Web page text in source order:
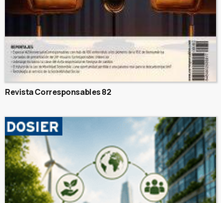
Revista Corresponsables 82